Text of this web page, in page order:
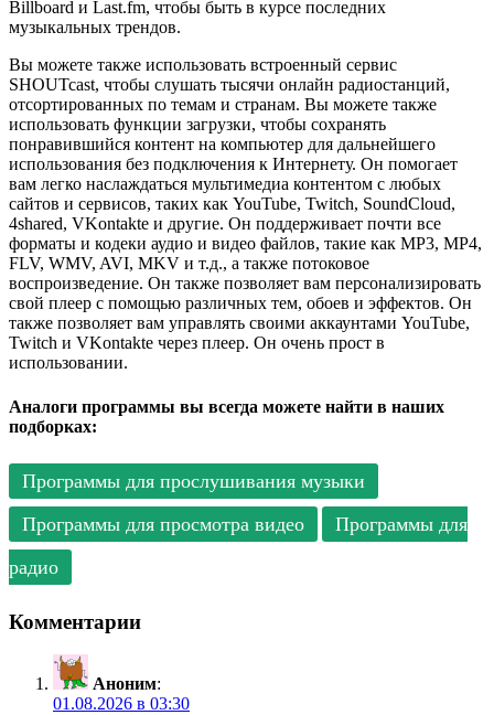
Billboard и Last.fm, чтобы быть в курсе последних
музыкальных трендов.
Вы можете также использовать встроенный сервис
SHOUTcast, чтобы слушать тысячи онлайн радиостанций,
отсортированных по темам и странам. Вы можете также
использовать функции загрузки, чтобы сохранять
понравившийся контент на компьютер для дальнейшего
использования без подключения к Интернету. Он помогает
вам легко наслаждаться мультимедиа контентом с любых
сайтов и сервисов, таких как YouTube, Twitch, SoundCloud,
4shared, VKontakte и другие. Он поддерживает почти все
форматы и кодеки аудио и видео файлов, такие как MP3, MP4,
FLV, WMV, AVI, MKV и т.д., а также потоковое
воспроизведение. Он также позволяет вам персонализировать
свой плеер с помощью различных тем, обоев и эффектов. Он
также позволяет вам управлять своими аккаунтами YouTube,
Twitch и VKontakte через плеер. Он очень прост в
использовании.
Аналоги программы вы всегда можете найти в наших
подборках:
Программы для прослушивания музыки
Программы для просмотра видео
Программы для
радио
Комментарии
Аноним:
01.08.2026 в 03:30